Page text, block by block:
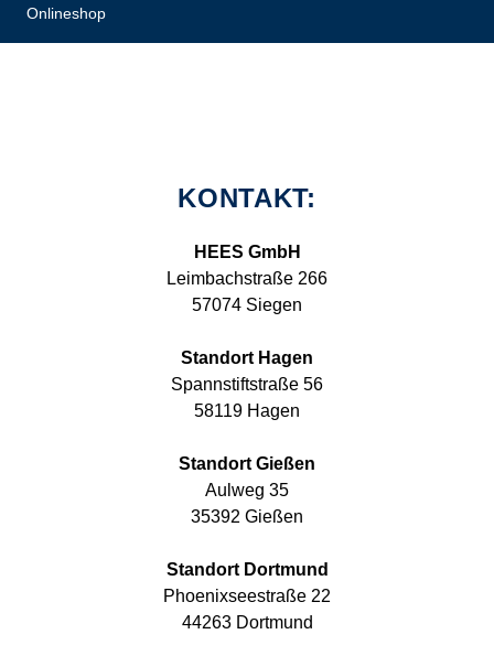
Onlineshop
KONTAKT:
HEES GmbH
Leimbachstraße 266
57074 Siegen
Standort Hagen
Spannstiftstraße 56
58119 Hagen
Standort Gießen
Aulweg 35
35392 Gießen
Standort Dortmund
Phoenixseestraße 22
44263 Dortmund